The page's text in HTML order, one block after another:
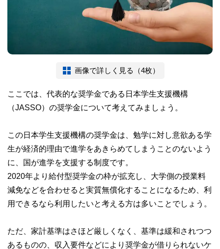
画像で詳しく見る（4枚）
ここでは、代表的な奨学金である日本学生支援機構
（JASSO）の奨学金について考えてみましょう。
この日本学生支援機構の奨学金は、勉学に対し意欲ある学
生が経済的理由で進学をあきらめてしまうことのないよう
に、国が進学を支援する制度です。
2020年より給付型奨学金の枠が拡充し、大学側の授業料
減免などを合わせると実質無償化することになるため、利
用できるなら利用したいと考える方は多いことでしょう。
ただ、家計基準はさほど厳しくなく、基準は緩和されつつ
あるものの、収入要件などにより奨学金が借りられないケ